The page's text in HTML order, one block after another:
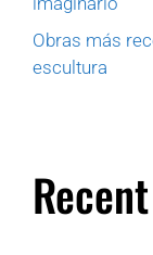
Obras más
escultura